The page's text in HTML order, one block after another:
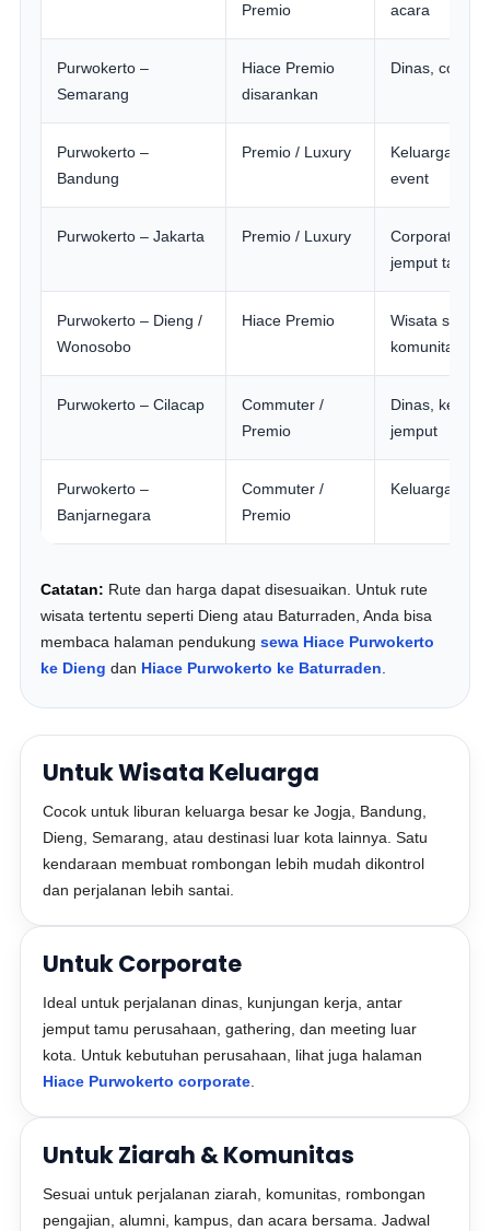
Premio
acara
Purwokerto –
Semarang
Hiace Premio
disarankan
Dinas,
Purwokerto –
Bandung
Premio / Luxury
Keluarga,
event
Purwokerto – Jakarta Premio / Luxury
Corporate,
jemput tamu
Purwokerto – Dieng /
Wonosobo
Hiace Premio
Wisata
komunitas
Purwokerto – Cilacap
Commuter /
Premio
Dinas,
jemput
Purwokerto –
Banjarnegara
Commuter /
Premio
Keluarga,
Catatan: Rute dan harga dapat disesuaikan. Untuk rute
wisata tertentu seperti Dieng atau Baturraden, Anda bisa
membaca halaman pendukungsewa Hiace Purwokerto
ke Dieng dan Hiace Purwokerto ke Baturraden
Untuk Wisata Keluarga
Cocok untuk liburan keluarga besar ke Jogja, Bandung,
Dieng, Semarang, atau destinasi luar kota lainnya. Satu
kendaraan membuat rombongan lebih mudah dikontrol
dan perjalanan lebih santai.
Untuk Corporate
Ideal untuk perjalanan dinas, kunjungan kerja, antar
jemput tamu perusahaan, gathering, dan meeting luar
kota. Untuk kebutuhan perusahaan, lihat juga halaman
Hiace Purwokerto corporate
Untuk Ziarah & Komunitas
Sesuai untuk perjalanan ziarah, komunitas, rombongan
pengajian, alumni, kampus, dan acara bersama. Jadwal